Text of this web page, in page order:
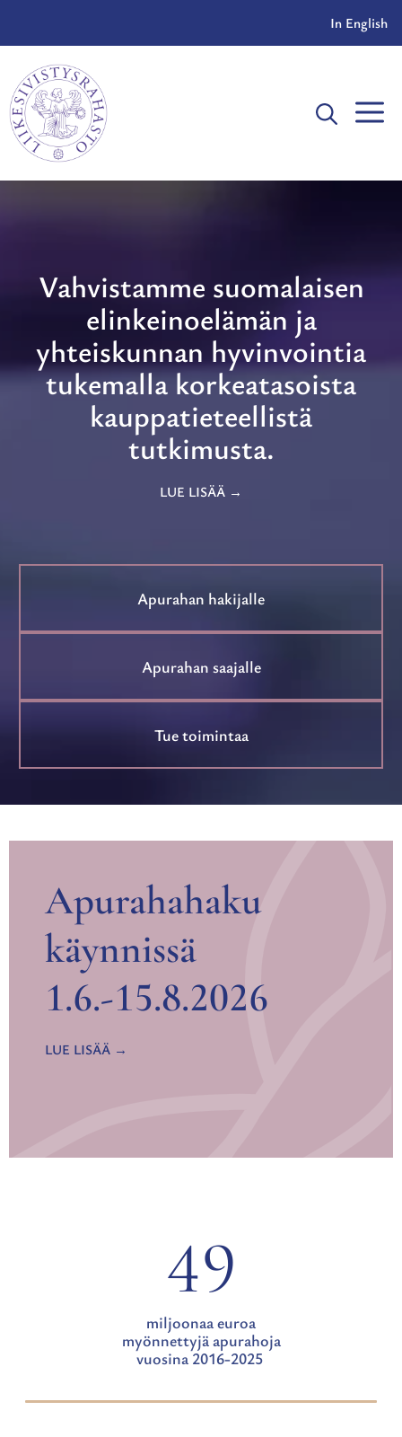
In English
Vahvistamme suomalaisen
elinkeinoelämän ja
yhteiskunnan hyvinvointia
tukemalla korkeatasoista
kauppatieteellistä
tutkimusta.
LUE LISÄÄ
Apurahan hakijalle
Apurahan saajalle
Tue toimintaa
Apurahahaku
käynnissä
1.6.-15.8.2026
LUE LISÄÄ
49
miljoonaa euroa
myönnettyjä apurahoja
vuosina 2016-2025